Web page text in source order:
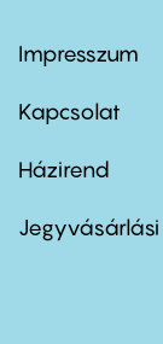
Footer
first
Impresszum
Kapcsolat
Footer
second
Házirend